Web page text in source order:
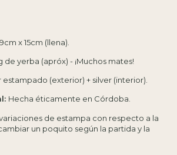
x 15cm (llena).
de yerba (apróx) - ¡Muchos mates!
estampado (exterior) + silver (interior).
Hecha éticamente en Córdoba.
de estampa con respecto a la
un poquito según la partida y la